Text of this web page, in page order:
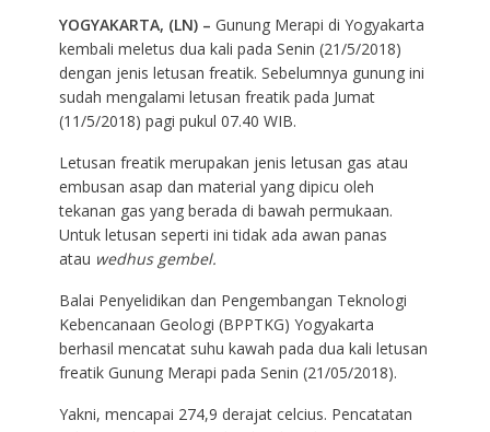
YOGYAKARTA, (LN) – Gunung Merapi di Yogyakarta
kembali meletus dua kali pada Senin (21/5/2018)
dengan jenis letusan freatik. Sebelumnya gunung ini
sudah mengalami letusan freatik pada Jumat
(11/5/2018) pagi pukul 07.40 WIB.
Letusan freatik merupakan jenis letusan gas atau
embusan asap dan material yang dipicu oleh
tekanan gas yang berada di bawah permukaan.
Untuk letusan seperti ini tidak ada awan panas
atau wedhus gembel.
Balai Penyelidikan dan Pengembangan Teknologi
Kebencanaan Geologi (BPPTKG) Yogyakarta
berhasil mencatat suhu kawah pada dua kali letusan
freatik Gunung Merapi pada Senin (21/05/2018).
Yakni, mencapai 274,9 derajat celcius. Pencatatan